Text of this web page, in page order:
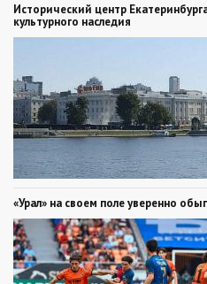
Исторический центр
культурного наследия
«Урал» на своем поле уверенно